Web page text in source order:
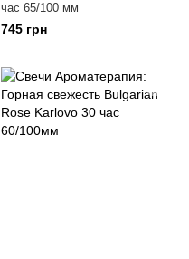
час 65/100 мм
745 грн